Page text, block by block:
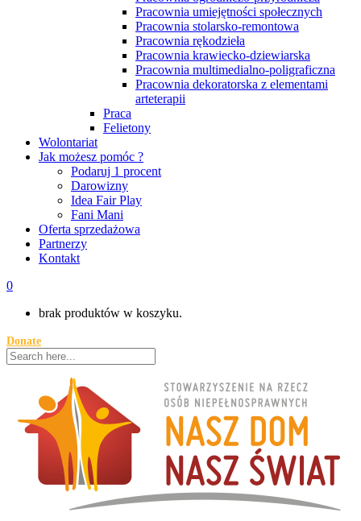
Pracownia umiejętności społecznych
Pracownia stolarsko-remontowa
Pracownia rękodzieła
Pracownia krawiecko-dziewiarska
Pracownia multimedialno-poligraficzna
Pracownia dekoratorska z elementami
arteterapii
Praca
Felietony
Wolontariat
Jak możesz pomóc ?
Podaruj 1 procent
Darowizny
Idea Fair Play
Fani Mani
Oferta sprzedażowa
Partnerzy
Kontakt
0
brak produktów w koszyku.
Donate